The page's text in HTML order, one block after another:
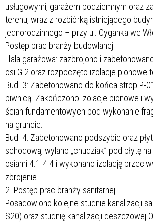
usługowymi, garażem podziemnym oraz
terenu, wraz z rozbiórką istniejącego
jednorodzinnego – przy ul. Cyganka we
Postęp prac branży budowlanej:
Hala garażowa: zazbrojono i
osi G.2 oraz rozpoczęto izolacje pionowe
Bud. 3: Zabetonowano do końca strop P-
piwnicą. Zakończono izolacje pionowe i
ścian fundamentowych pod wykonanie
na gruncie.
Bud. 4: Zabetonowano podszybie oraz
schodową, wylano „chudziak” pod płytę
osiami 4.1-4.4 i wykonano izolację
zbrojenie.
2. Postęp prac branży sanitarnej:
Posadowiono kolejne studnie kanalizacji
S20) oraz studnię kanalizacji deszczowej